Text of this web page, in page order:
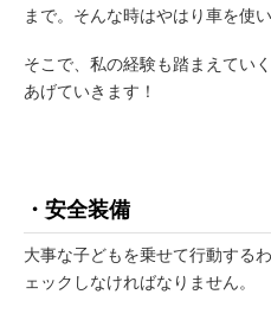
まで。そんな時はやはり車を使
そこで、私の経験も踏まえてい
あげていきます！
・安全装備
大事な子どもを乗せて行動する
ェックしなければなりません。